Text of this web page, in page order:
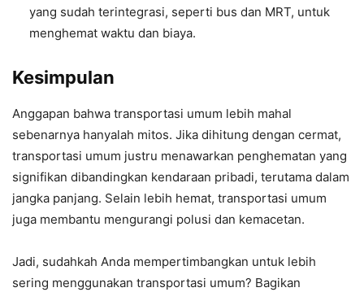
yang sudah terintegrasi, seperti bus dan MRT, untuk
menghemat waktu dan biaya.
Kesimpulan
Anggapan bahwa transportasi umum lebih mahal
sebenarnya hanyalah mitos. Jika dihitung dengan cermat,
transportasi umum justru menawarkan penghematan yang
signifikan dibandingkan kendaraan pribadi, terutama dalam
jangka panjang. Selain lebih hemat, transportasi umum
juga membantu mengurangi polusi dan kemacetan.
Jadi, sudahkah Anda mempertimbangkan untuk lebih
sering menggunakan transportasi umum? Bagikan